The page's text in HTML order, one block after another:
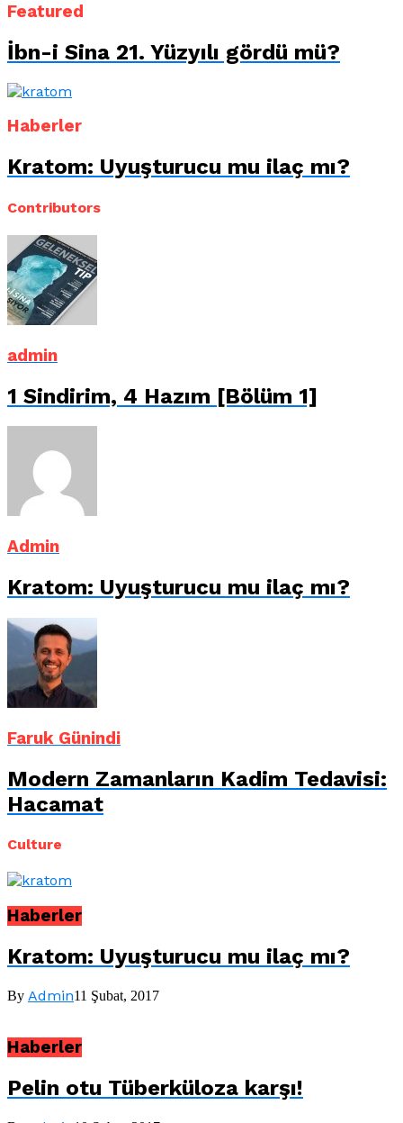
Featured
İbn-i Sina 21. Yüzyılı gördü mü?
Haberler
Kratom: Uyuşturucu mu ilaç mı?
Contributors
admin
1 Sindirim, 4 Hazım [Bölüm 1]
Admin
Kratom: Uyuşturucu mu ilaç mı?
Faruk Günindi
Modern Zamanların Kadim Tedavisi:
Hacamat
Culture
Haberler
Kratom: Uyuşturucu mu ilaç mı?
By Admin11 Şubat, 2017
Haberler
Pelin otu Tüberküloza karşı!